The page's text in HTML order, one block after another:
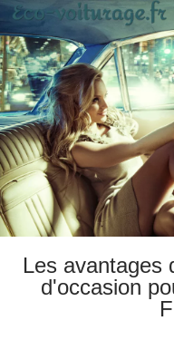
Les avantages
d'occasion